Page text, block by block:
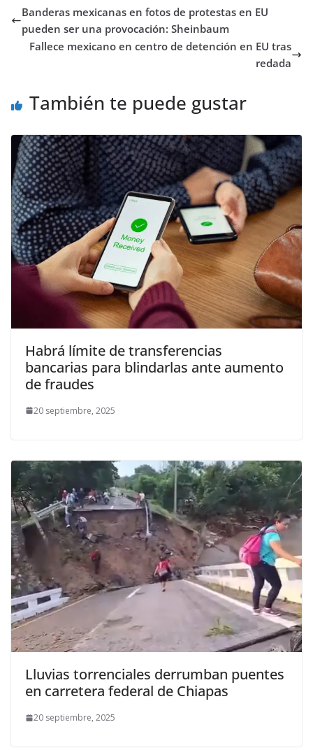
Banderas mexicanas en fotos de protestas en EU
pueden ser una provocación: Sheinbaum
Fallece mexicano en centro de detención en EU tras
redada
También te puede gustar
Habrá límite de transferencias
bancarias para blindarlas ante aumento
de fraudes
20 septiembre, 2025
Lluvias torrenciales derrumban puentes
en carretera federal de Chiapas
20 septiembre, 2025